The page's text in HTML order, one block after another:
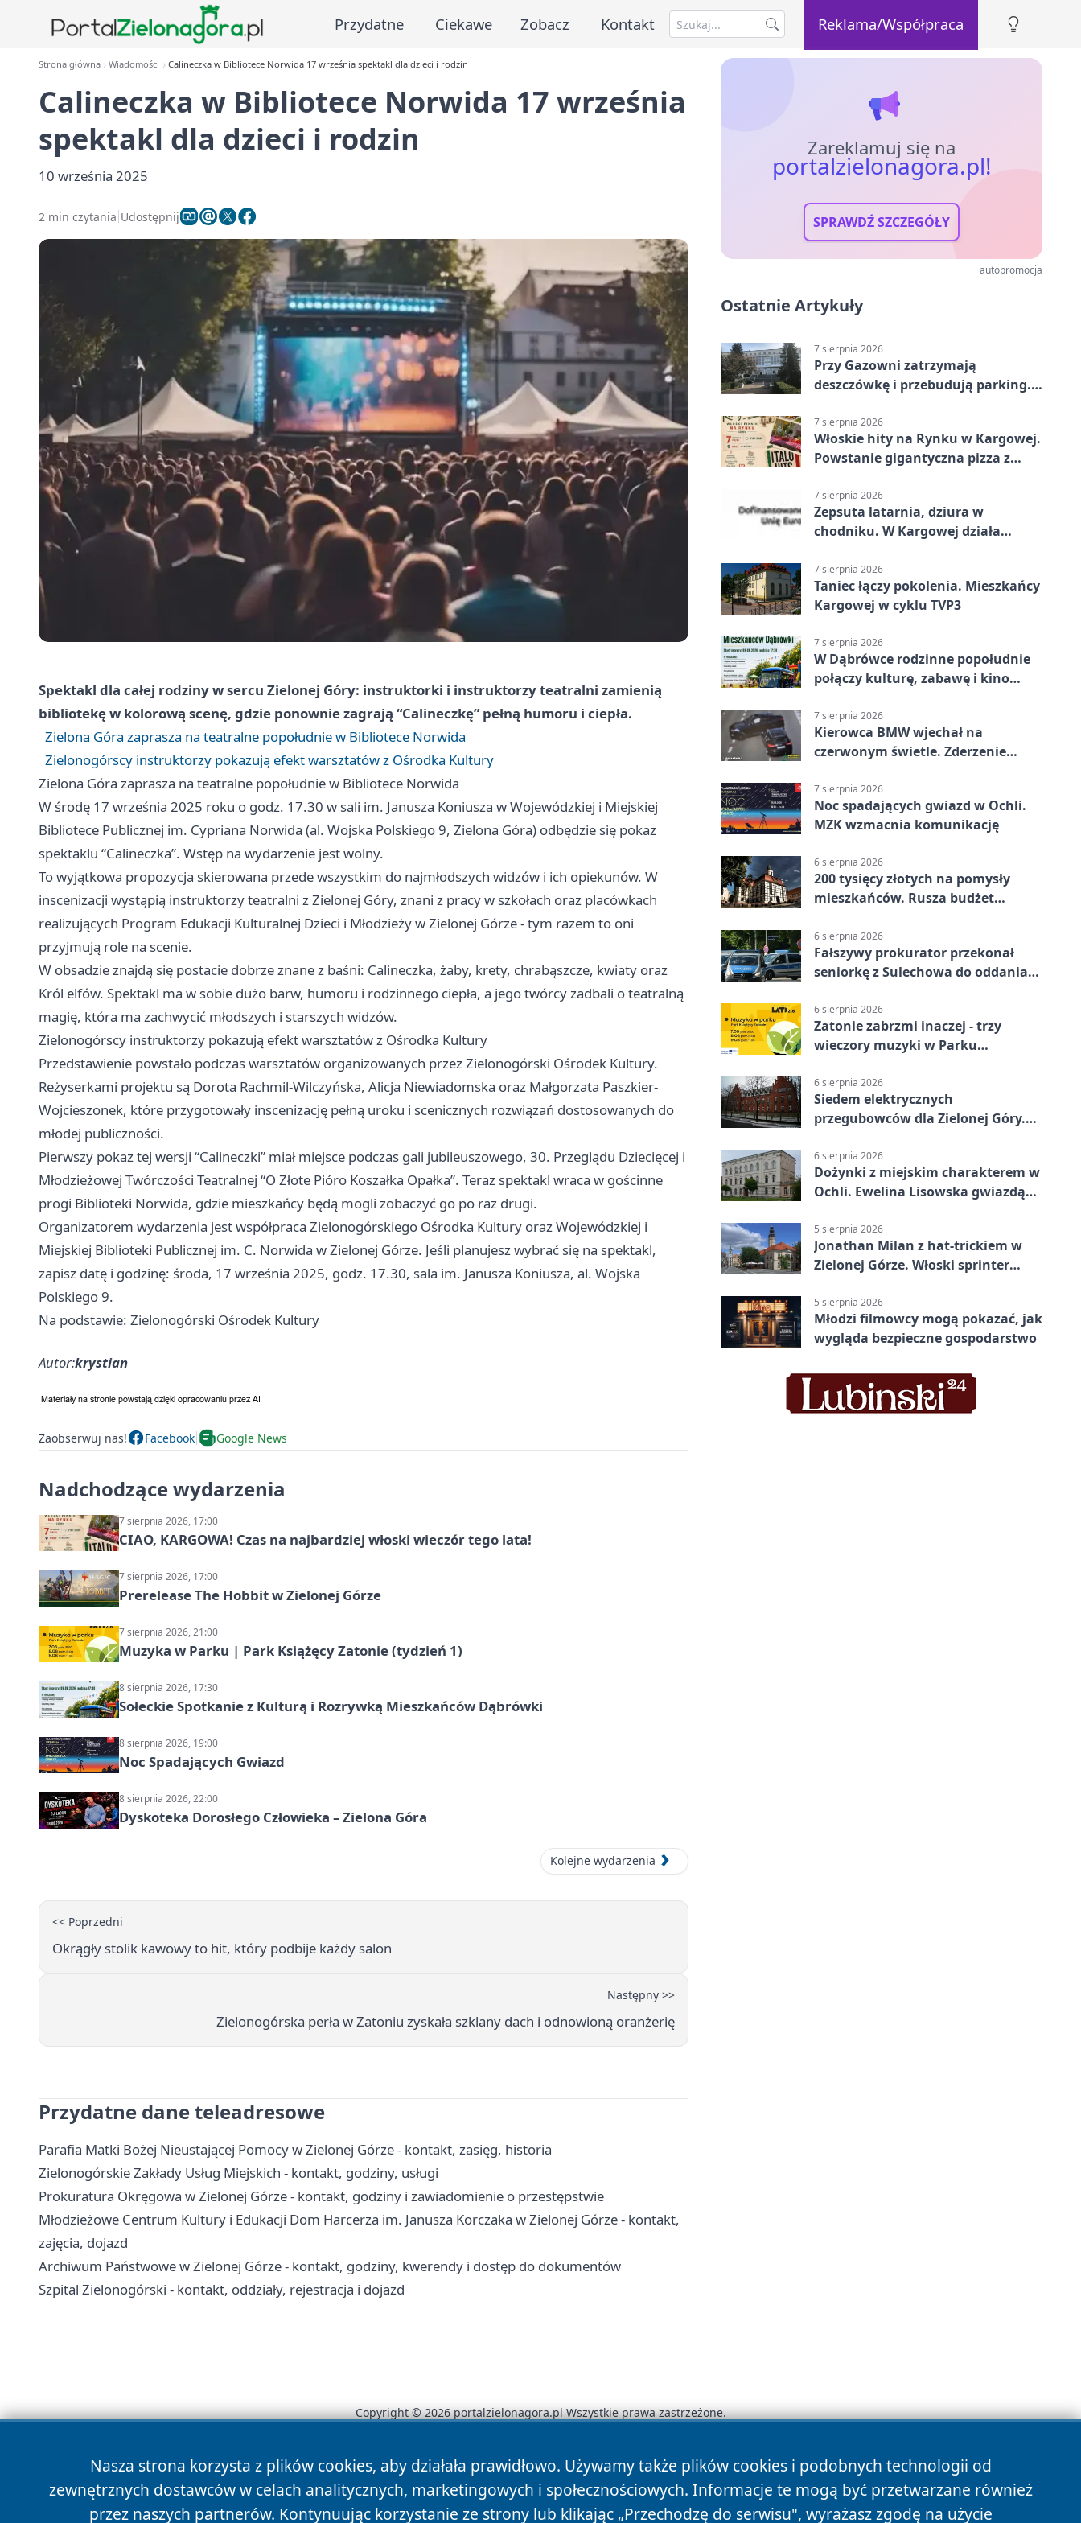
Przydatne Ciekawe Zobacz Kontakt Reklama/Współpraca
Strona główna Wiadomości Calineczka w Bibliotece Norwida 17 września spektakl dla dzieci i rodzin
Calineczka w Bibliotece Norwida 17 września
spektakl dla dzieci i rodzin
10 września 2025
2 min czytania Udostępnij
Spektakl dla całej rodziny w sercu Zielonej Góry: instruktorki i instruktorzy teatralni zamienią
bibliotekę w kolorową scenę, gdzie ponownie zagrają “Calineczkę” pełną humoru i ciepła.
Zielona Góra zaprasza na teatralne popołudnie w Bibliotece Norwida
Zielonogórscy instruktorzy pokazują efekt warsztatów z Ośrodka Kultury
Zielona Góra zaprasza na teatralne popołudnie w Bibliotece Norwida
W środę 17 września 2025 roku o godz. 17.30 w sali im. Janusza Koniusza w Wojewódzkiej i Miejskiej
Bibliotece Publicznej im. Cypriana Norwida (al. Wojska Polskiego 9, Zielona Góra) odbędzie się pokaz
spektaklu “Calineczka”. Wstęp na wydarzenie jest wolny.
To wyjątkowa propozycja skierowana przede wszystkim do najmłodszych widzów i ich opiekunów. W
inscenizacji wystąpią instruktorzy teatralni z Zielonej Góry, znani z pracy w szkołach oraz placówkach
realizujących Program Edukacji Kulturalnej Dzieci i Młodzieży w Zielonej Górze - tym razem to oni
przyjmują role na scenie.
W obsadzie znajdą się postacie dobrze znane z baśni: Calineczka, żaby, krety, chrabąszcze, kwiaty oraz
Król elfów. Spektakl ma w sobie dużo barw, humoru i rodzinnego ciepła, a jego twórcy zadbali o teatralną
magię, która ma zachwycić młodszych i starszych widzów.
Zielonogórscy instruktorzy pokazują efekt warsztatów z Ośrodka Kultury
Przedstawienie powstało podczas warsztatów organizowanych przez Zielonogórski Ośrodek Kultury.
Reżyserkami projektu są Dorota Rachmil-Wilczyńska, Alicja Niewiadomska oraz Małgorzata Paszkier-
Wojcieszonek, które przygotowały inscenizację pełną uroku i scenicznych rozwiązań dostosowanych do
młodej publiczności.
Pierwszy pokaz tej wersji “Calineczki” miał miejsce podczas gali jubileuszowego, 30. Przeglądu Dziecięcej i
Młodzieżowej Twórczości Teatralnej “O Złote Pióro Koszałka Opałka”. Teraz spektakl wraca w gościnne
progi Biblioteki Norwida, gdzie mieszkańcy będą mogli zobaczyć go po raz drugi.
Organizatorem wydarzenia jest współpraca Zielonogórskiego Ośrodka Kultury oraz Wojewódzkiej i
Miejskiej Biblioteki Publicznej im. C. Norwida w Zielonej Górze. Jeśli planujesz wybrać się na spektakl,
zapisz datę i godzinę: środa, 17 września 2025, godz. 17.30, sala im. Janusza Koniusza, al. Wojska
Polskiego 9.
Na podstawie: Zielonogórski Ośrodek Kultury
Autor:krystian
Zaobserwuj nas! Facebook Google News
Nadchodzące wydarzenia
7 sierpnia 2026, 17:00
CIAO, KARGOWA! Czas na najbardziej włoski wieczór tego lata!
7 sierpnia 2026, 17:00
Prerelease The Hobbit w Zielonej Górze
7 sierpnia 2026, 21:00
Muzyka w Parku | Park Książęcy Zatonie (tydzień 1)
8 sierpnia 2026, 17:30
Sołeckie Spotkanie z Kulturą i Rozrywką Mieszkańców Dąbrówki
8 sierpnia 2026, 19:00
Noc Spadających Gwiazd
8 sierpnia 2026, 22:00
Dyskoteka Dorosłego Człowieka – Zielona Góra
Kolejne wydarzenia
<< Poprzedni
Okrągły stolik kawowy to hit, który podbije każdy salon
Następny >>
Zielonogórska perła w Zatoniu zyskała szklany dach i odnowioną oranżerię
Przydatne dane teleadresowe
Parafia Matki Bożej Nieustającej Pomocy w Zielonej Górze - kontakt, zasięg, historia
Zielonogórskie Zakłady Usług Miejskich - kontakt, godziny, usługi
Prokuratura Okręgowa w Zielonej Górze - kontakt, godziny i zawiadomienie o przestępstwie
Młodzieżowe Centrum Kultury i Edukacji Dom Harcerza im. Janusza Korczaka w Zielonej Górze - kontakt,
zajęcia, dojazd
Archiwum Państwowe w Zielonej Górze - kontakt, godziny, kwerendy i dostęp do dokumentów
Szpital Zielonogórski - kontakt, oddziały, rejestracja i dojazd
Zareklamuj się na
portalzielonagora.pl!
SPRAWDŹ SZCZEGÓŁY
autopromocja
Ostatnie Artykuły
7 sierpnia 2026
Przy Gazowni zatrzymają
deszczówkę i przebudują parking.
7 sierpnia 2026
Włoskie hity na Rynku w Kargowej.
Powstanie gigantyczna pizza z
7 sierpnia 2026
Zepsuta latarnia, dziura w
chodniku. W Kargowej działa
7 sierpnia 2026
Taniec łączy pokolenia. Mieszkańcy
Kargowej w cyklu TVP3
7 sierpnia 2026
W Dąbrówce rodzinne popołudnie
połączy kulturę, zabawę i kino
7 sierpnia 2026
Kierowca BMW wjechał na
czerwonym świetle. Zderzenie
7 sierpnia 2026
Noc spadających gwiazd w Ochli.
MZK wzmacnia komunikację
6 sierpnia 2026
200 tysięcy złotych na pomysły
mieszkańców. Rusza budżet
6 sierpnia 2026
Fałszywy prokurator przekonał
seniorkę z Sulechowa do oddania
6 sierpnia 2026
Zatonie zabrzmi inaczej - trzy
wieczory muzyki w Parku
6 sierpnia 2026
Siedem elektrycznych
przegubowców dla Zielonej Góry.
6 sierpnia 2026
Dożynki z miejskim charakterem w
Ochli. Ewelina Lisowska gwiazdą
5 sierpnia 2026
Jonathan Milan z hat-trickiem w
Zielonej Górze. Włoski sprinter
5 sierpnia 2026
Młodzi filmowcy mogą pokazać, jak
wygląda bezpieczne gospodarstwo
Nasza strona korzysta z plików cookies, aby działała prawidłowo. Używamy także plików cookies i podobnych technologii od
zewnętrznych dostawców w celach analitycznych, marketingowych i społecznościowych. Informacje te mogą być przetwarzane również
przez naszych partnerów. Kontynuując korzystanie ze strony lub klikając „Przechodzę do serwisu", wyrażasz zgodę na użycie
Copyright © 2026 portalzielonagora.pl Wszystkie prawa zastrzeżone.
News Autorzy Polityka Prywatności Polityka Cookies